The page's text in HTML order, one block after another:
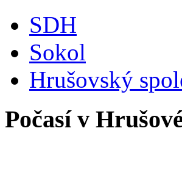
SDH
Sokol
Hrušovský
Počasí v